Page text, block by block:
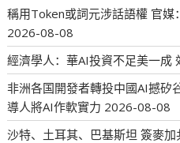
稱用Token或詞元涉話語權 官媒
2026-08-08
經濟學人：華AI投資不足美一成
非洲各国開發者轉投中國AI撼矽
導人將AI作軟實力 2026-08-08
沙特、土耳其、巴基斯坦 簽麥